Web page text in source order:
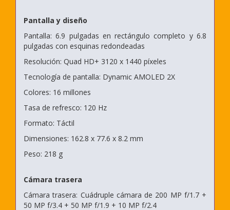
Pantalla y diseño
Pantalla: 6.9 pulgadas en rectángulo completo y 6.8
pulgadas con esquinas redondeadas
Resolución: Quad HD+ 3120 x 1440 píxeles
Tecnología de pantalla: Dynamic AMOLED 2X
Colores: 16 millones
Tasa de refresco: 120 Hz
Formato: Táctil
Dimensiones: 162.8 x 77.6 x 8.2 mm
Peso: 218 g
Cámara trasera
Cámara trasera: Cuádruple cámara de 200 MP f/1.7 +
50 MP f/3.4 + 50 MP f/1.9 + 10 MP f/2.4